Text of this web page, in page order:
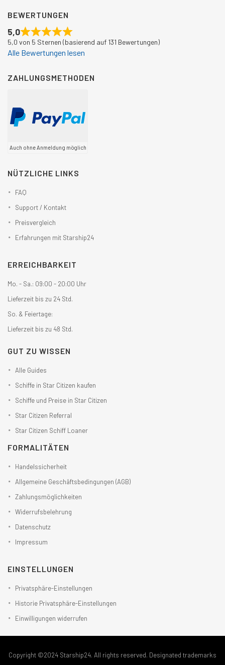
BEWERTUNGEN
5,0
5,0 von 5 Sternen (basierend auf 131 Bewertungen)
Alle Bewertungen lesen
ZAHLUNGSMETHODEN
Auch ohne Anmeldung möglich
NÜTZLICHE LINKS
FAQ
Support / Kontakt
Preisvergleich
Erfahrungen mit Starship24
ERREICHBARKEIT
Mo. - Sa.: 09:00 - 20:00 Uhr
Lieferzeit bis zu 24 Std.
So. & Feiertage:
Lieferzeit bis zu 48 Std.
GUT ZU WISSEN
Alle Guides
Schiffe in Star Citizen kaufen
Schiffe und Preise in Star Citizen
Star Citizen Referral
Star Citizen Schiff Loaner
FORMALITÄTEN
Handelssicherheit
Allgemeine Geschäftsbedingungen (AGB)
Zahlungsmöglichkeiten
Widerrufsbelehrung
Datenschutz
Impressum
EINSTELLUNGEN
Privatsphäre-Einstellungen
Historie Privatsphäre-Einstellungen
Einwilligungen widerrufen
Copyright ©2024 Starship24. All rights reserved. Designated trademarks